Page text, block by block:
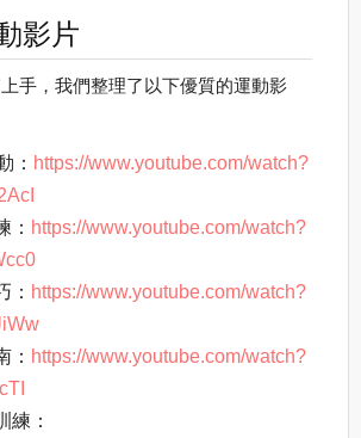
影片
手，我們整理了以下優質的運動影
： https://www.youtube.com/watch?
： https://www.youtube.com/watch?
： https://www.youtube.com/watch?
： https://www.youtube.com/watch?
練：